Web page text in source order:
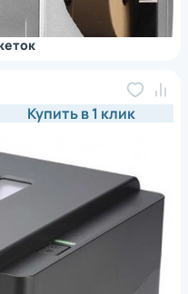
Купить в 1 клик